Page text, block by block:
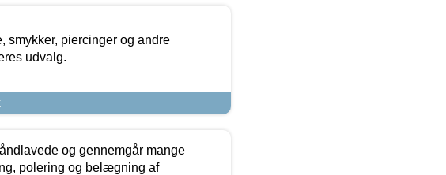
smykker, piercinger og andre
udvalg.
og gennemgår mange
polering og belægning af